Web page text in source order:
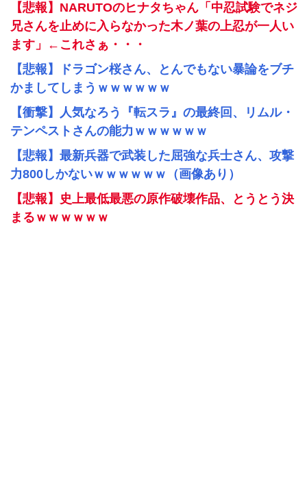
【悲報】NARUTOのヒナタちゃん「中忍試験でネジ
兄さんを止めに入らなかった木ノ葉の上忍が一人い
ます」←これさぁ・・・
【悲報】ドラゴン桜さん、とんでもない暴論をブチ
かましてしまうｗｗｗｗｗｗ
【衝撃】人気なろう『転スラ』の最終回、リムル・
テンペストさんの能力ｗｗｗｗｗｗ
【悲報】最新兵器で武装した屈強な兵士さん、攻撃
力800しかないｗｗｗｗｗｗ（画像あり）
【悲報】史上最低最悪の原作破壊作品、とうとう決
まるｗｗｗｗｗｗ